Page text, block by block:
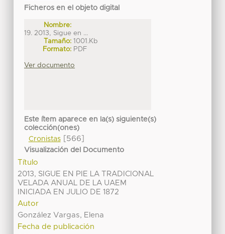
Ficheros en el objeto digital
Nombre:
19. 2013, Sigue en ...
Tamaño: 1001.Kb
Formato: PDF
Ver documento
Este ítem aparece en la(s) siguiente(s)
colección(ones)
Cronistas[566]
Visualización del Documento
Título
2013, SIGUE EN PIE LA TRADICIONAL
VELADA ANUAL DE LA UAEM
INICIADA EN JULIO DE 1872
Autor
González Vargas, Elena
Fecha de publicación